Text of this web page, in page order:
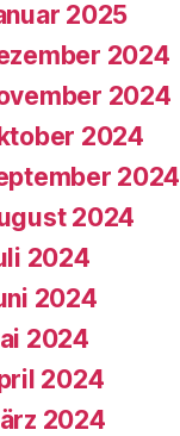
2025
2024
2024
2024
2024
2024
2024
2024
2024
2024
2024